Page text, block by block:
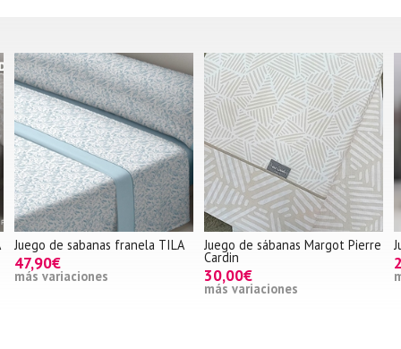
franela TILA
Juego de sábanas Margot Pierre
más variaciones
Juego
más